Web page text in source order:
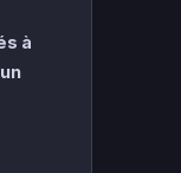
à